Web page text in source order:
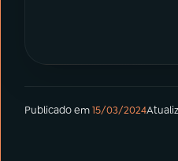
Publicado em15/03/2024